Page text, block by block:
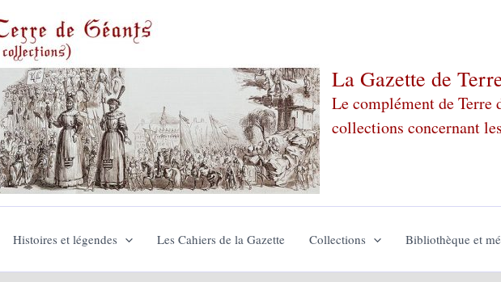
La Gazette de
Le complément de Terre
collections concernant
Histoires et légendes Les Cahiers de la Gazette Collections Bibliothèque et